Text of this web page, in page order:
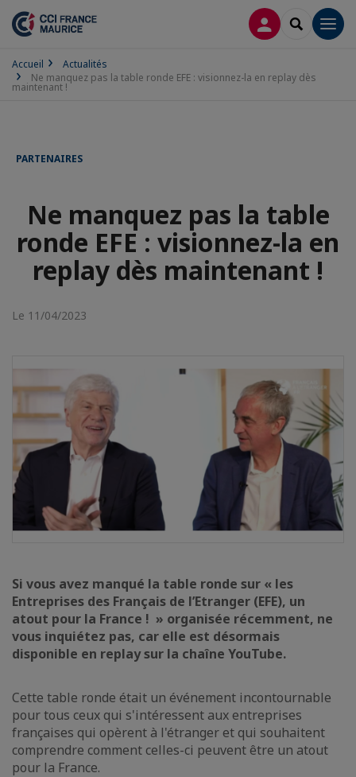
CONNEXION
Accueil
Actualités
Ne manquez pas la table ronde EFE : visionnez-la en replay dès
maintenant !
PARTENAIRES
Ne manquez pas la table
ronde EFE : visionnez-la en
replay dès maintenant !
Le 11/04/2023
Si vous avez manqué la table ronde sur « les
Entreprises des Français de l’Etranger (EFE), un
atout pour la France ! » organisée récemment, ne
vous inquiétez pas, car elle est désormais
disponible en replay sur la chaîne YouTube.
Cette table ronde était un événement incontournable
pour tous ceux qui s'intéressent aux entreprises
françaises qui opèrent à l'étranger et qui souhaitent
comprendre comment celles-ci peuvent être un atout
pour la France.